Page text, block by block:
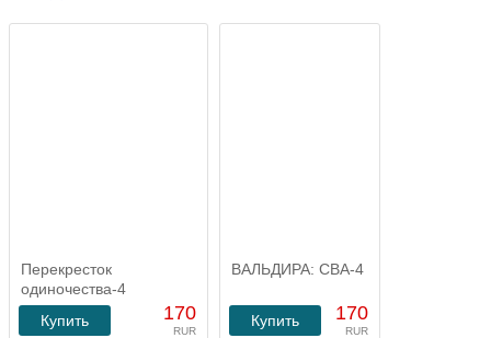
Перекресток
одиночества-4
170
RUR
Купить
ВАЛЬДИРА: СВА-4
170
RUR
Купить